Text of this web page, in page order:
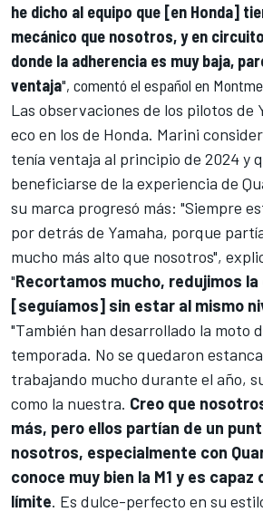
he dicho al equipo que [en Honda]
mecánico que nosotros, y en
donde la adherencia es muy baja,
ventaja", comentó el español en
Las observaciones de los pilotos de
eco en los de Honda. Marini
tenía ventaja al principio de 2024 y
beneficiarse de la experiencia de
su marca progresó más: "Siempre
por detrás de Yamaha, porque
mucho más alto que nosotros",
"Recortamos mucho, redujimos
[seguíamos] sin estar al mismo
"También han desarrollado la moto
temporada. No se quedaron
trabajando mucho durante el año,
como la nuestra. Creo que
más, pero ellos partían de un
nosotros, especialmente con
conoce muy bien la M1 y es capaz
límite. Es dulce-perfecto en su